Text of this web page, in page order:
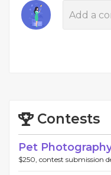
Contests
Pet
$250, contest submission